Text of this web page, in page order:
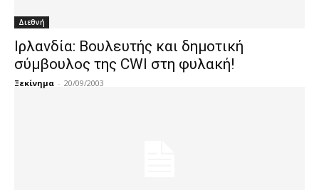
Διεθνή
Ιρλανδία: Βουλευτής και δημοτική
σύμβουλος της CWI στη φυλακή!
Ξεκίνημα - 20/09/2003